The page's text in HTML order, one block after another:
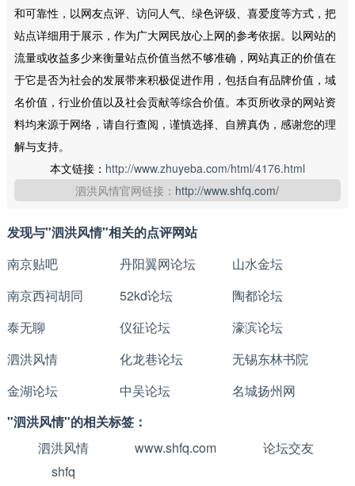
和可靠性，以网友点评、访问人气、绿色评级、喜爱度等方式，把
站点详细用于展示，作为广大网民放心上网的参考依据。以网站的
流量或收益多少来衡量站点价值当然不够准确，网站真正的价值在
于它是否为社会的发展带来积极促进作用，包括自有品牌价值，域
名价值，行业价值以及社会贡献等综合价值。本页所收录的网站资
料均来源于网络，请自行查阅，谨慎选择、自辨真伪，感谢您的理
解与支持。
本文链接： http://www.zhuyeba.com/html/4176.html
泗洪风情官网链接： http://www.shfq.com/
发现与"泗洪风情"相关的点评网站
南京贴吧
丹阳翼网论坛
山水金坛
南京西祠胡同
52kd论坛
陶都论坛
泰无聊
仪征论坛
濠滨论坛
泗洪风情
化龙巷论坛
无锡东林书院
金湖论坛
中吴论坛
名城扬州网
"泗洪风情"的相关标签：
泗洪风情
www.shfq.com
论坛交友
shfq